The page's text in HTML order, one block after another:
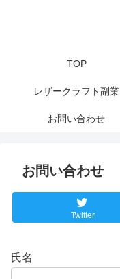
TOP
レザークラフト副業
お問い合わせ
お問い合わせ
Twitter
氏名